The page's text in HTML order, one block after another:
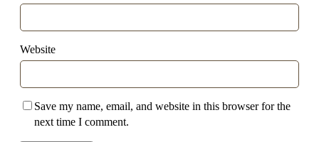
Website
Save my name, email, and website in this browser for the
next time I comment.